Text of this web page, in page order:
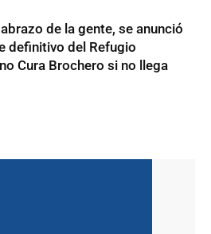
de la gente, se anunció
definitivo del Refugio
Cura Brochero si no llega